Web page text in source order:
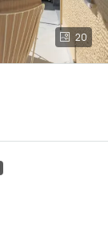
20